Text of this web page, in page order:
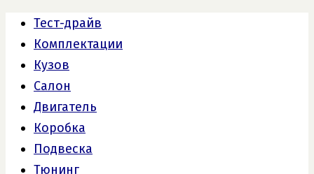
Тест-драйв
Комплектации
Кузов
Салон
Двигатель
Коробка
Подвеска
Тюнинг